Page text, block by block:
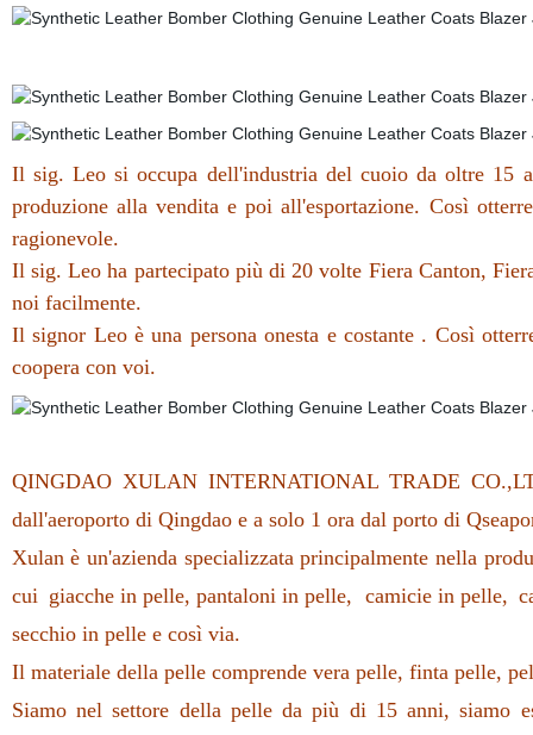
Il sig. Leo si occupa dell'industria del cuoio da oltre 15
produzione alla vendita e poi all'esportazione. Così
ragionevole.
Il sig. Leo ha partecipato più di 20 volte Fiera Canton,
noi facilmente.
Il signor Leo è una persona onesta e costante . Così
coopera con voi.
QINGDAO XULAN INTERNATIONAL TRADE
dall'aeroporto di Qingdao e a solo 1 ora dal porto di
Xulan è un'azienda specializzata principalmente nella
cui giacche in pelle, pantaloni in pelle, camicie in pelle,
secchio in pelle e così via.
Il materiale della pelle comprende vera pelle, finta pelle,
Siamo nel settore della pelle da più di 15anni, siamo